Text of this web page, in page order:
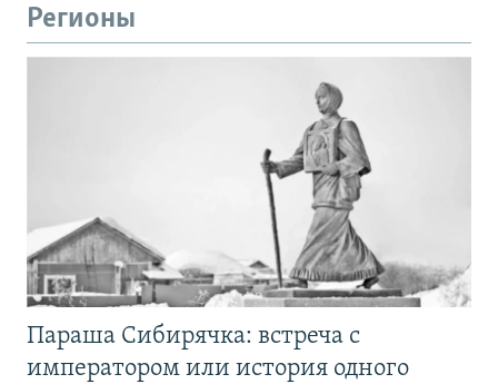
Регионы
Параша Сибирячка: встреча с
императором или история одного